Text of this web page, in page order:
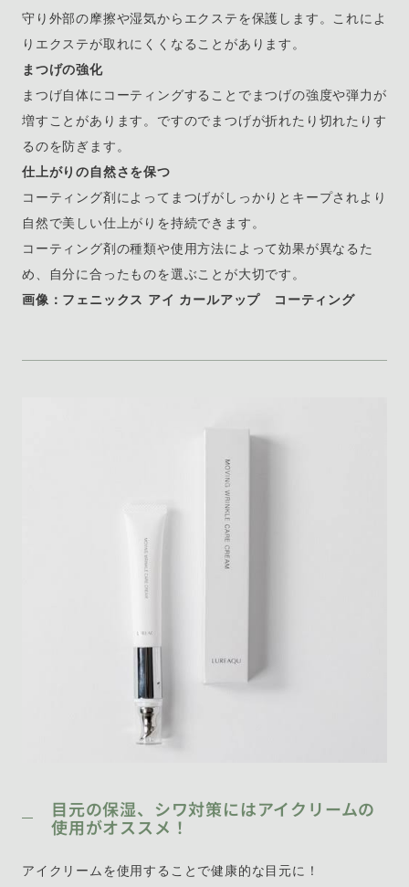
守り外部の摩擦や湿気からエクステを保護します。これによ
りエクステが取れにくくなることがあります。
まつげの強化
まつげ自体にコーティングすることでまつげの強度や弾力が
増すことがあります。ですのでまつげが折れたり切れたりす
るのを防ぎます。
仕上がりの自然さを保つ
コーティング剤によってまつげがしっかりとキープされより
自然で美しい仕上がりを持続できます。
コーティング剤の種類や使用方法によって効果が異なるた
め、自分に合ったものを選ぶことが大切です。
画像：フェニックス アイ カールアップ コーティング
目元の保湿、シワ対策にはアイクリームの
使用がオススメ！
アイクリームを使用することで健康的な目元に！